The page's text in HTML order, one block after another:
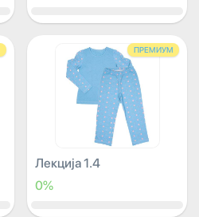
ПРЕМИУМ
Лекција 1.4
0%